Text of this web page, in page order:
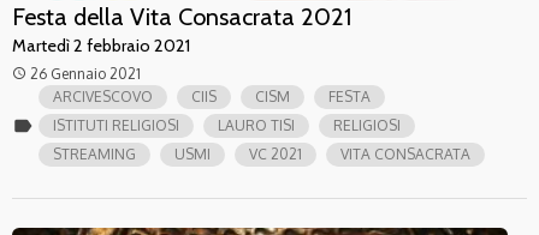
Festa della Vita Consacrata 2021
Martedì 2 febbraio 2021
access_time 26 Gennaio 2021
label
ARCIVESCOVO CIIS CISM
FESTA
ISTITUTI RELIGIOSI
LAURO TISI
RELIGIOSI
STREAMING
USMI VC 2021 VITA CONSACRATA